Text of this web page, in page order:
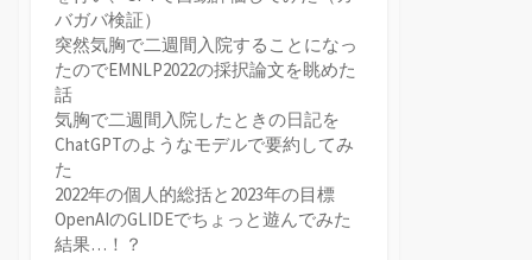
バガバ検証）
突然気胸で二週間入院することになっ
たのでEMNLP2022の採択論文を眺めた
話
気胸で二週間入院したときの日記を
ChatGPTのようなモデルで要約してみ
た
2022年の個人的総括と2023年の目標
OpenAIのGLIDEでちょっと遊んでみた
結果…！？